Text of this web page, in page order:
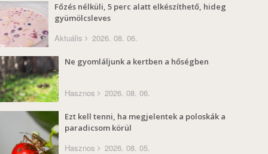
Főzés nélküli, 5 perc alatt elkészíthető, hideg
gyümölcsleves
Aktuális 2026. 08. 06.
Ne gyomláljunk a kertben a hőségben
Hasznos 2026. 08. 06.
Ezt kell tenni, ha megjelentek a poloskák a
paradicsom körül
Hasznos 2026. 08. 05.